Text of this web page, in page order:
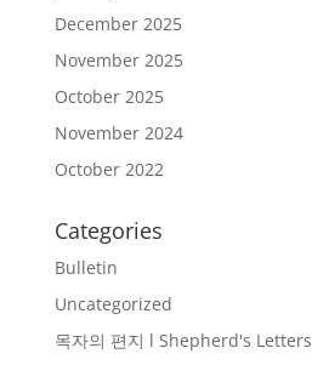
December 2025
November 2025
October 2025
November 2024
October 2022
Categories
Bulletin
Uncategorized
목자의 편지 l Shepherd's Letters